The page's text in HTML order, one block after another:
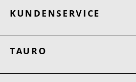
KUNDENSERVICE
TAURO